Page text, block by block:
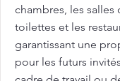
chambres, les salles
toilettes et les
garantissant une
pour les futurs